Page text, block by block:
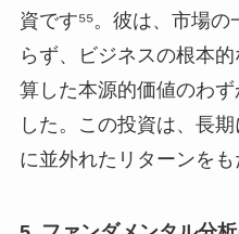
資です⁵⁵。彼は、市場
らず、ビジネスの根本
算した本源的価値のわ
した。この投資は、長
に並外れたリターンをも